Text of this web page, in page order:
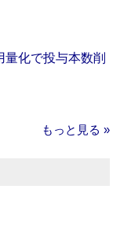
量化で投与本数削
もっと見る »